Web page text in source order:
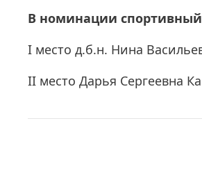
В номинации
I место д.б.н. Нина
II место Дарья Сергеевна